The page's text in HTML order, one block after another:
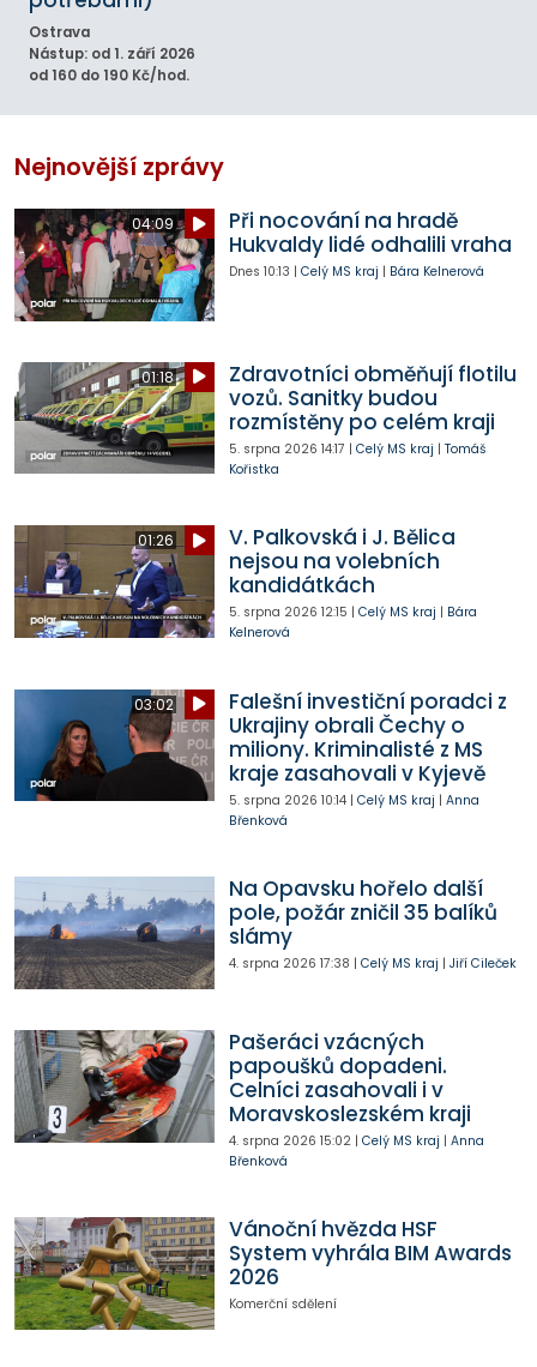
Ostrava
Nástup: od 1. září 2026
od 160 do 190 Kč/hod.
Nejnovější zprávy
04:09
Při nocování na hradě
Hukvaldy lidé odhalili vraha
Dnes 10:13 | Celý MS kraj | Bára Kelnerová
01:18
Zdravotníci obměňují flotilu
vozů. Sanitky budou
rozmístěny po celém kraji
5. srpna 2026 14:17 | Celý MS kraj | Tomáš
Kořistka
01:26
V. Palkovská i J. Bělica
nejsou na volebních
kandidátkách
5. srpna 2026 12:15 | Celý MS kraj | Bára
Kelnerová
03:02
Falešní investiční poradci z
Ukrajiny obrali Čechy o
miliony. Kriminalisté z MS
kraje zasahovali v Kyjevě
5. srpna 2026 10:14| Celý MS kraj | Anna
Břenková
Na Opavsku hořelo další
pole, požár zničil 35 balíků
slámy
4. srpna 2026 17:38 | Celý MS kraj | Jiří Cileček
Pašeráci vzácných
papoušků dopadeni.
Celníci zasahovali i v
Moravskoslezském kraji
4. srpna 2026 15:02| Celý MS kraj | Anna
Břenková
Vánoční hvězda HSF
System vyhrála BIM Awards
2026
Komerční sdělení